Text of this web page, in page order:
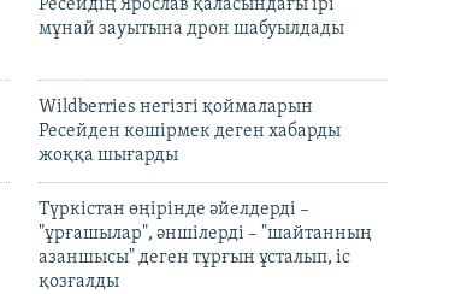
Ресейдің Ярослав қаласындағы ірі
мұнай зауытына дрон шабуылдады
Wildberries негізгі қоймаларын
Ресейден көшірмек деген хабарды
жоққа шығарды
Түркістан өңірінде әйелдерді –
"ұрғашылар", әншілерді – "шайтанның
азаншысы" деген тұрғын ұсталып, іс
қозғалды